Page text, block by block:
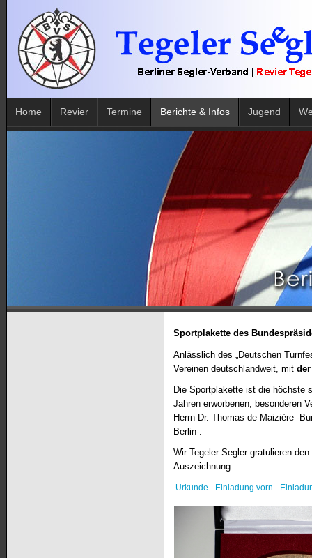
Home Revier Termine Berichte & Infos Jugend
Sportplakette des
Anlässlich des „Deutschen
Vereinen deutschlandweit, mit
Die Sportplakette ist die höchste
Jahren erworbenen, besonderen
Herrn Dr. Thomas de Maizière -
Berlin-.
Wir Tegeler Segler gratulieren
Auszeichnung.
Urkunde - Einladung vorn -